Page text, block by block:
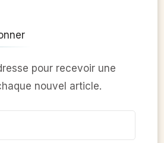
pour recevoir une
nouvel article.